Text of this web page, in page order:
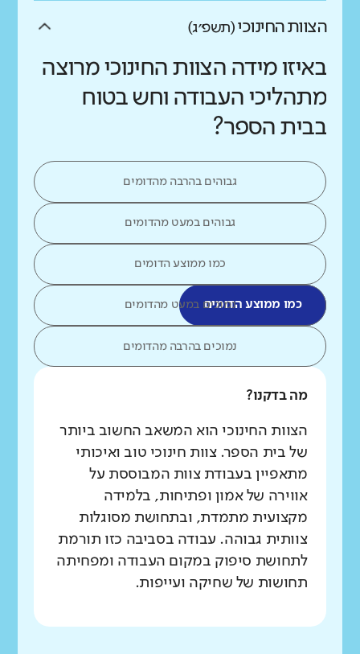
הצוות החינוכי(תשפ״ג)
באיזו מידה הצוות החינוכי מרוצה
מתהליכי העבודה וחש בטוח
בבית הספר?
גבוהים בהרבה מהדומים
גבוהים במעט מהדומים
כמו ממוצע הדומים
כמו ממוצע הדומיםנמוכים במעט מהדומים
נמוכים בהרבה מהדומים
מה בדקנו?
הצוות החינוכי הוא המשאב החשוב ביותר
של בית הספר. צוות חינוכי טוב ואיכותי
מתאפיין בעבודת צוות המבוססת על
אווירה של אמון ופתיחות, בלמידה
מקצועית מתמדת, ובתחושת מסוגלות
צוותית גבוהה. עבודה בסביבה כזו תורמת
לתחושת סיפוק במקום העבודה ומפחיתה
תחושות של שחיקה ועייפות.